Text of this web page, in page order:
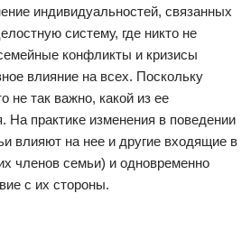
индивидуальностей, связанных
систему, где никто не
конфликты и кризисы
влияние на всех. Поскольку
не так важно, какой из ее
На практике изменения в поведении
влияют на нее и другие входящие в
членов семьи) и одновременно
с их стороны.